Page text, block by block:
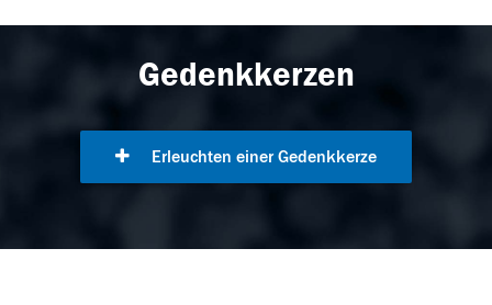
Gedenkkerzen
Erleuchten einer Gedenkkerze